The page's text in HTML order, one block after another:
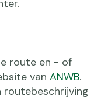
route en - of
van ANWB.
routebeschrijving